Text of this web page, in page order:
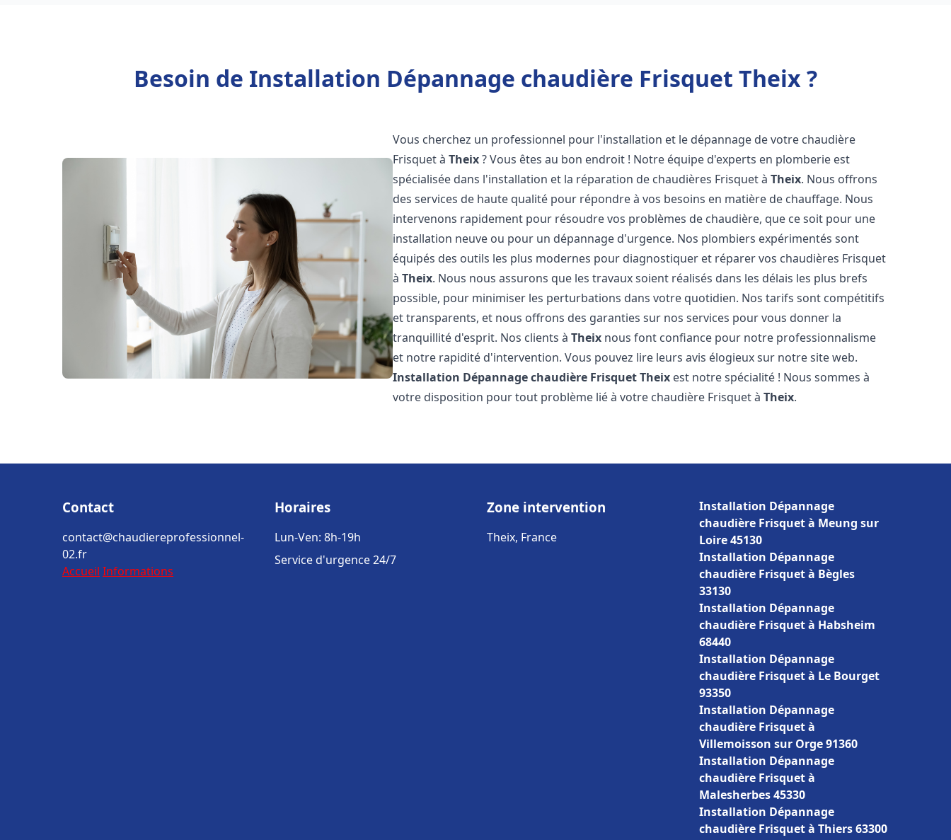
Besoin de Installation Dépannage chaudière Frisquet Theix ?
Vous cherchez un professionnel pour l'installation et le dépannage de votre chaudière
Frisquet àTheix? Vous êtes au bon endroit ! Notre équipe d'experts en plomberie est
spécialisée dans l'installation et la réparation de chaudières Frisquet àTheix. Nous offrons
des services de haute qualité pour répondre à vos besoins en matière de chauffage. Nous
intervenons rapidement pour résoudre vos problèmes de chaudière, que ce soit pour une
installation neuve ou pour un dépannage d'urgence. Nos plombiers expérimentés sont
équipés des outils les plus modernes pour diagnostiquer et réparer vos chaudières Frisquet
àTheix. Nous nous assurons que les travaux soient réalisés dans les délais les plus brefs
possible, pour minimiser les perturbations dans votre quotidien. Nos tarifs sont compétitifs
et transparents, et nous offrons des garanties sur nos services pour vous donner la
tranquillité d'esprit. Nos clients àTheix nous font confiance pour notre professionnalisme
et notre rapidité d'intervention. Vous pouvez lire leurs avis élogieux sur notre site web.
Installation Dépannage chaudière FrisquetTheix est notre spécialité ! Nous sommes à
votre disposition pour tout problème lié à votre chaudière Frisquet àTheix.
Contact
contact@chaudiereprofessionnel-
02.fr
Accueil Informations
Horaires
Lun-Ven: 8h-19h
Service d'urgence 24/7
Zone intervention
Theix, France
Installation Dépannage
chaudière Frisquet à Meung sur
Loire 45130
Installation Dépannage
chaudière Frisquet à Bègles
33130
Installation Dépannage
chaudière Frisquet à Habsheim
68440
Installation Dépannage
chaudière Frisquet à Le Bourget
93350
Installation Dépannage
chaudière Frisquet à
Villemoisson sur Orge 91360
Installation Dépannage
chaudière Frisquet à
Malesherbes 45330
Installation Dépannage
chaudière Frisquet à Thiers 63300